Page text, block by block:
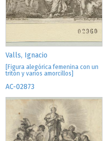
Valls, Ignacio
[Figura alegórica femenina con un
tritón y varios amorcillos]
AC-02873